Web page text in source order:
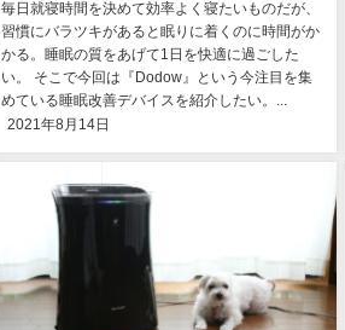
毎日就寝時間を決めて効率よく寝たいものだが、
習慣にバラツキがあると眠りに着くのに時間がか
かる。睡眠の質をあげて1日を快適に過ごした
い。 そこで今回は『Dodow』という今注目を集
めている睡眠改善デバイスを紹介したい。...
2021年8月14日